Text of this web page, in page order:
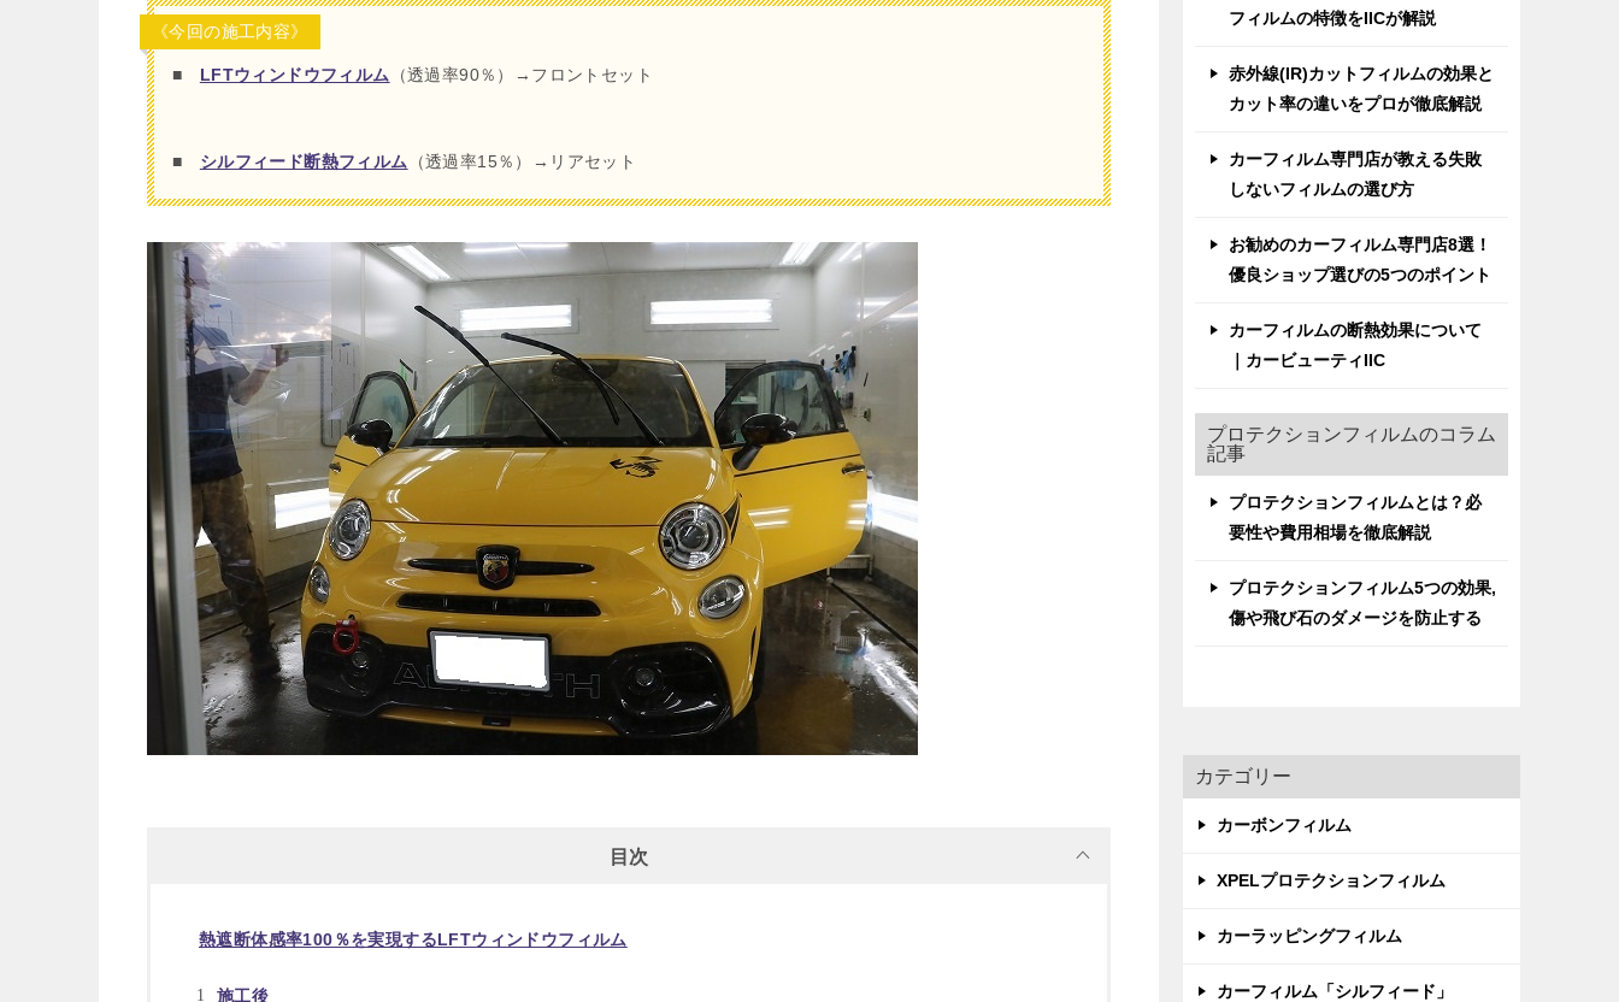
《今回の施工内容》
■ LFTウィンドウフィルム （透過率90％）→フロントセット
■ シルフィード断熱フィルム （透過率15％）→リアセット
目次
熱遮断体感率100％を実現するLFTウィンドウフィルム
施工後
フィルムの特徴をIICが解説
赤外線(IR)カットフィルムの効果と
カット率の違いをプロが徹底解説
カーフィルム専門店が教える失敗
しないフィルムの選び方
お勧めのカーフィルム専門店8選！
優良ショップ選びの5つのポイント
カーフィルムの断熱効果について
｜カービューティIIC
プロテクションフィルムのコラム
記事
プロテクションフィルムとは？必
要性や費用相場を徹底解説
プロテクションフィルム5つの効果,
傷や飛び石のダメージを防止する
カテゴリー
カーボンフィルム
XPELプロテクションフィルム
カーラッピングフィルム
カーフィルム「シルフィード」